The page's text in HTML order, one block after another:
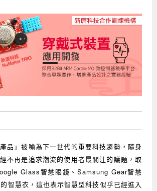
明會
列課程
開發實務
務
計實戰
路程式設計
Python程式設計硬體控制
列課程
片韌體開發
發實戰
制器開發
設計班
程
計實戰
設計
導考照課程
師能力鑑定課程
自動化實務
度學習實戰班
才能力鑑定
工程師(物聯網類)
析師
生實戰班
自動化實務
程
合開發實戰
課程
位同事
自動化實務
協作全端開發實戰班
列
計
Raspberry Pi
實作應用
TensorFlow Lite for MCU
程
AI協作全端開發
證
生實戰班
自動化實務
列
與應用
力鑑定系列
(29歲以下)
養成班
訊安全實務
[台北]
產品」被喻為下一世代的重要科技趨勢，隨身
不再是追求潮流的使用者最關注的議題，取
Glass智慧眼鏡、Samsung Gear智慧
智慧衣，這也表示智慧型科技似乎已經進入